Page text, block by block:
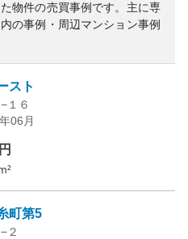
物件の売買事例です。 主に専
の事例・周辺マンション事例
スト
１６
06月
町第5
２